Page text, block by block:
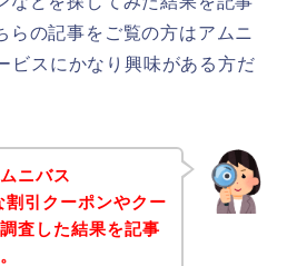
らの記事をご覧の方はアムニ
ビスにかなり興味がある方だ
ニバス
引クーポンやクー
査した結果を記事